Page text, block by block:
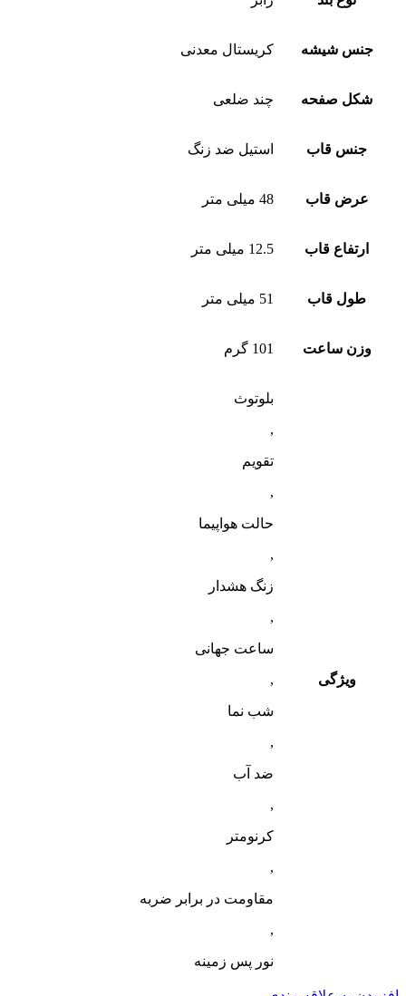
جنس شیشه کریستال معدنی
شکل صفحه چند ضلعی
جنس قاب استیل ضد زنگ
عرض قاب 48 میلی متر
ارتفاع قاب 12.5 میلی متر
طول قاب 51 میلی متر
وزن ساعت 101 گرم
ویژگی
بلوتوث
,
تقویم
,
حالت هواپیما
,
زنگ هشدار
,
ساعت جهانی
,
شب‌ نما
,
ضد آب
,
کرنومتر
,
مقاومت در برابر ضربه
,
نور پس زمینه